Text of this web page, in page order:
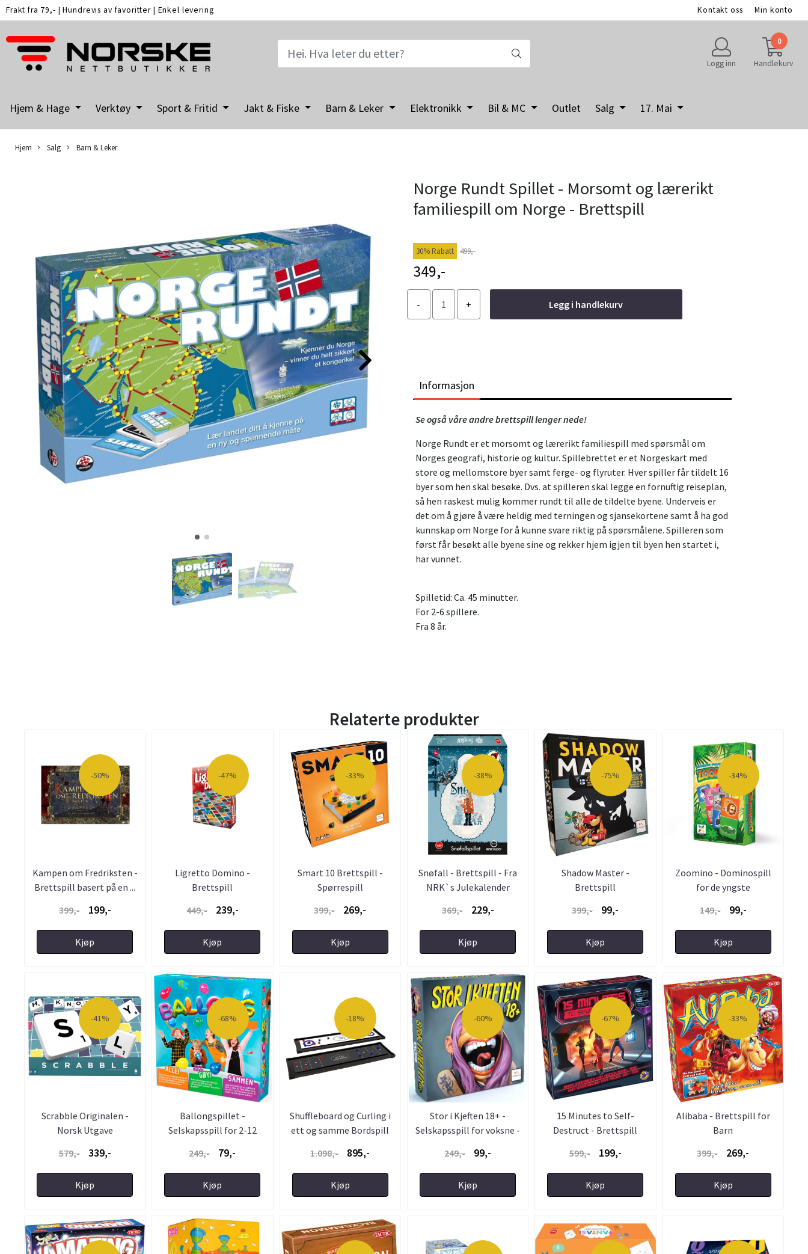
Frakt fra 79,- |Hundrevis av favoritter | Enkel levering Kontakt oss Min konto
Logg inn
0
Handlekurv
Hjem & Hage Verktøy Sport & Fritid Jakt & Fiske Barn & Leker Elektronikk Bil & MC Outlet Salg 17. Mai
Hjem Salg Barn & Leker
Norge Rundt Spillet - Morsomt og lærerikt
familiespill om Norge - Brettspill
30% Rabatt 499,-
349,-
Legg i handlekurv
Informasjon
Se også våre andre brettspill lenger nede!
Norge Rundt er et morsomt og lærerikt familiespill med spørsmål om
Norges geografi, historie og kultur. Spillebrettet er et Norgeskart med
store og mellomstore byer samt ferge- og flyruter. Hver spiller får tildelt 16
byer som hen skal besøke. Dvs. at spilleren skal legge en fornuftig reiseplan,
så hen raskest mulig kommer rundt til alle de tildelte byene. Underveis er
det om å gjøre å være heldig med terningen og sjansekortene samt å ha god
kunnskap om Norge for å kunne svare riktig på spørsmålene. Spilleren som
først får besøkt alle byene sine og rekker hjem igjen til byen hen startet i,
har vunnet.
Spilletid: Ca. 45 minutter.
For 2-6 spillere.
Fra 8 år.
Relaterte produkter
-50%
Kampen om Fredriksten -
Brettspill basert på en ...
399,-
199,-
Kjøp
-47%
Ligretto Domino -
Brettspill
449,-
239,-
Kjøp
-33%
Smart 10 Brettspill -
Spørrespill
399,-
269,-
Kjøp
-38%
Snøfall - Brettspill - Fra
NRK`s Julekalender
369,-
229,-
Kjøp
-75%
Shadow Master -
Brettspill
399,-
99,-
Kjøp
-34%
Zoomino - Dominospill
for de yngste
149,-
99,-
Kjøp
-41%
Scrabble Originalen -
Norsk Utgave
579,-
339,-
Kjøp
-68%
Ballongspillet -
Selskapsspill for 2-12
249,- 79,-
Kjøp
-18%
Shuffleboard og Curling i
ett og samme Bordspill
1.098,-
895,-
Kjøp
-60%
Stor i Kjeften 18+ -
Selskapsspill for voksne -
249,- 99,-
Kjøp
-67%
15 Minutes to Self-
Destruct - Brettspill
599,-
199,-
Kjøp
-33%
Alibaba - Brettspill for
Barn
399,-
269,-
Kjøp